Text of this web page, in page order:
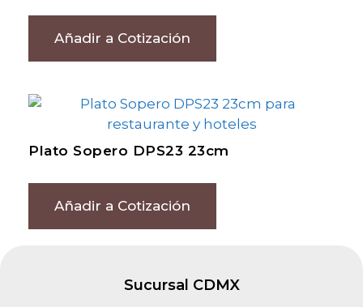
Añadir a Cotización
Plato Sopero DPS23 23cm
Añadir a Cotización
Sucursal CDMX